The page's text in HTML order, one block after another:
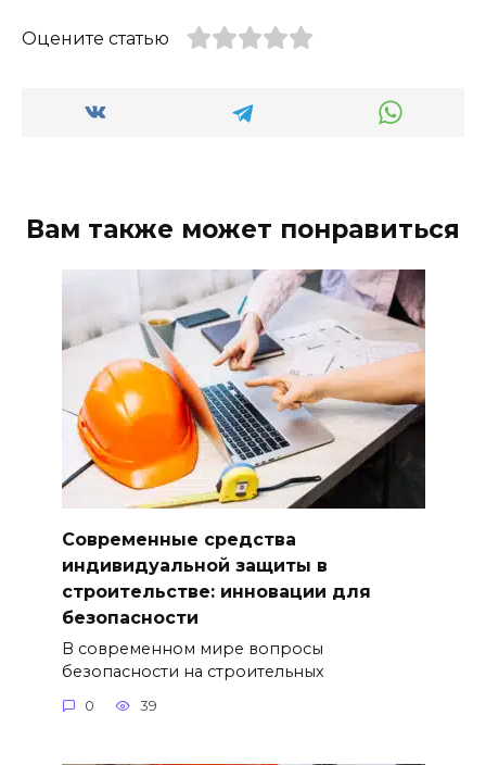
Оцените статью
Вам также может понравиться
Современные средства
индивидуальной защиты в
строительстве: инновации для
безопасности
В современном мире вопросы
безопасности на строительных
0 39